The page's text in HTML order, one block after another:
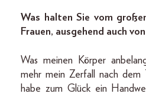
Was halten Sie vom
Frauen, ausgehend auch
Was meinen Körper
mehr mein Zerfall nach dem
habe zum Glück ein